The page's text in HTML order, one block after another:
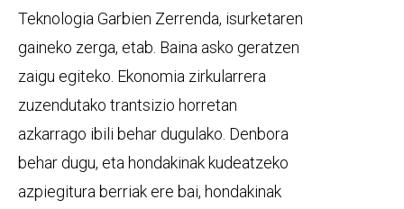
Teknologia Garbien Zerrenda, isurketaren
gaineko zerga, etab. Baina asko geratzen
zaigu egiteko. Ekonomia zirkularrera
zuzendutako trantsizio horretan
azkarrago ibili behar dugulako. Denbora
behar dugu, eta hondakinak kudeatzeko
azpiegitura berriak ere bai, hondakinak